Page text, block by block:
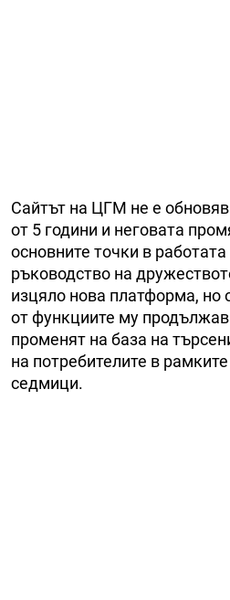
Сайтът на ЦГМ не е
от 5 години и неговата
основните точки в
ръководство на
изцяло нова платформа, но
от функциите му
променят на база на
на потребителите в
седмици.